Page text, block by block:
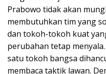
Prabowo tidak akan
membutuhkan tim yang
dan tokoh-tokoh kuat
perubahan tetap
satu tokoh bangsa
membaca taktik lawan.